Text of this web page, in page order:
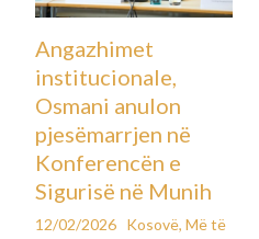
Angazhimet
institucionale,
Osmani anulon
pjesëmarrjen në
Konferencën e
Sigurisë në Munih
12/02/2026 Kosovë,Më të